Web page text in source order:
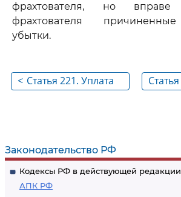
Законодательство РФ
Кодексы РФ в действующей редакции
АПК РФ
фрахтователя, но
фрахтователя
убытки.
< Статья 221. Уплата